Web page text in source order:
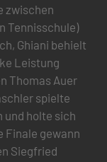
zwischen
Tennisschule)
Ghiani behielt
Leistung
Thomas Auer
spielte
und holte sich
Finale gewann
Siegfried